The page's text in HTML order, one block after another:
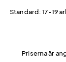
Standard: 17-19
Priserna är